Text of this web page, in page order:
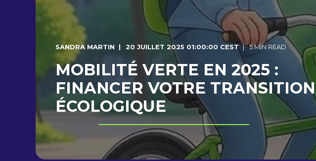
SANDRA MARTIN 20 JUILLET 2025 01:00:00 CEST 5 MIN READ
MOBILITÉ VERTE EN 2025 :
FINANCER VOTRE TRANSITION
ÉCOLOGIQUE